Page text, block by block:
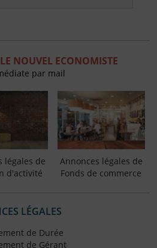
NOUVEL ECONOMISTE
par mail
légales de
d'activité
Annonces légales de
Fonds de commerce
LÉGALES
de Durée
de Gérant